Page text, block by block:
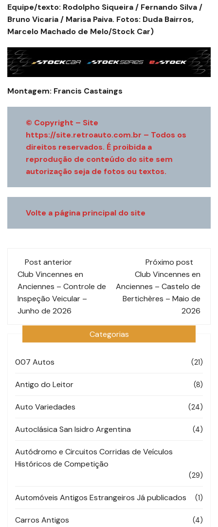
Equipe/texto: Rodolpho Siqueira / Fernando Silva /
Bruno Vicaria / Marisa Paiva. Fotos: Duda Bairros,
Marcelo Machado de Melo/Stock Car)
Montagem: Francis Castaings
© Copyright – Site
https://site.retroauto.com.br – Todos os
direitos reservados. É proibida a
reprodução de conteúdo do site sem
autorização seja de fotos ou textos.
Volte a página principal do site
Navegação
de
post
Post anterior
Club Vincennes en
Anciennes – Controle de
Inspeção Veicular –
Junho de 2026
Próximo post
Club Vincennes en
Anciennes – Castelo de
Bertichères – Maio de
2026
Categorias
007 Autos (21)
Antigo do Leitor (8)
Auto Variedades (24)
Autoclásica San Isidro Argentina (4)
Autódromo e Circuitos Corridas de Veículos
Históricos de Competição
(29)
Automóveis Antigos Estrangeiros Já publicados (1)
Carros Antigos (4)